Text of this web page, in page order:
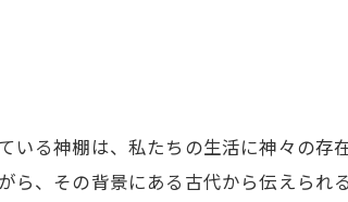
いる神棚は、私たちの生活に神々の存
ら、その背景にある古代から伝えら